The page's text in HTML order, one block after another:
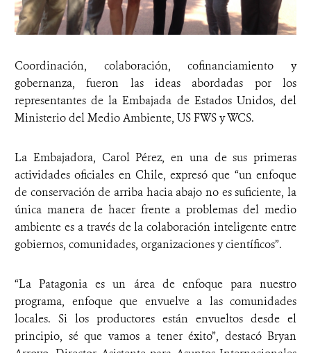
Coordinación, colaboración, cofinanciamiento y
gobernanza, fueron las ideas abordadas por los
representantes de la Embajada de Estados Unidos, del
Ministerio del Medio Ambiente, US FWS y WCS.
La Embajadora, Carol Pérez, en una de sus primeras
actividades oficiales en Chile, expresó que “un enfoque
de conservación de arriba hacia abajo no es suficiente, la
única manera de hacer frente a problemas del medio
ambiente es a través de la colaboración inteligente entre
gobiernos, comunidades, organizaciones y científicos”.
“La Patagonia es un área de enfoque para nuestro
programa, enfoque que envuelve a las comunidades
locales. Si los productores están envueltos desde el
principio, sé que vamos a tener éxito”, destacó Bryan